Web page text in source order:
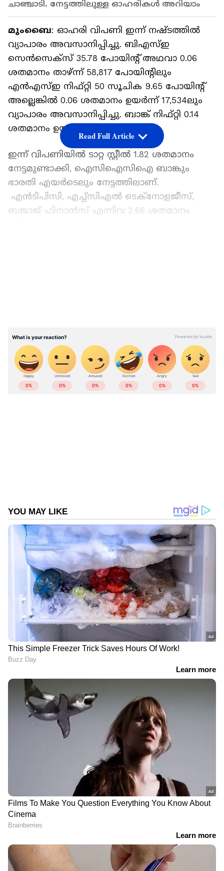
ചാഞ്ചാടി. നേട്ടത്തിലുള്ള ഓഹരികൾ അറിയാം
മുംബൈ: ഓഹരി വിപണി ഇന്ന് നഷ്ടത്തിൽ
വ്യാപാരം അവസാനിപ്പിച്ചു. ബിഎസ്ഇ
സെൻസെക്സ് 35.78 പോയിന്റ് അഥവാ 0.06
ശതമാനം താഴ്ന്ന് 58,817 പോയിന്റിലും
എൻഎസ്ഇ നിഫ്റ്റി 50 സൂചിക 9.65 പോയിന്റ്
അല്ലെങ്കിൽ 0.06 ശതമാനം ഉയർന്ന് 17,534ലും
വ്യാപാരം അവസാനിപ്പിച്ചു. ബാങ്ക് നിഫ്റ്റി 0.14
ശതമാനം ഉയർന്നു.
ഇന്ന് വിപണിയിൽ ടാറ്റ സ്റ്റീൽ 1.82 ശതമാനം
നേട്ടമുണ്ടാക്കി, ഐസിഐസിഐ ബാങ്കും
ഭാരതി എയർടെലും നേട്ടത്തിലാണ്.
എൻടിപിസി, എച്ച്‌സിഎൽ ടെക്‌നോളജീസ്,
ബജാജ് ഫിനാൻസ് എന്നിവ 2.66 ശതമാനം
ഹിൻഡാൽകോ, യുപിഎൽ, അപ്പോളോ
ഹോസ്പിറ്റൽസ്, കോൾ ഇന്ത്യ, ടാറ്റ സ്റ്റീൽ, ടാറ്റ
മോട്ടോഴ്‌സ്, ഭാരതി എയർടെൽ എന്നിവ 1.5
ശതമാനത്തിനും 4.5 ശതമാനത്തിനും ഇടയിൽ
ഉയർന്ന നേട്ടമുണ്ടാക്കി. ബജാജ് ഫിനാൻസ്,
ഒഎൻജിസി, ഏഷ്യൻ പെയിന്റ്‌സ്, എച്ച്‌സിഎൽ
ടെക്, വിപ്രോ, അദാനി പോർട്ട്‌സ്, എസ്‌ബിഐ
Read Full Article
ABOUT THE AUTHOR
DOWNLOAD APP
RECOMMENDED STORIES